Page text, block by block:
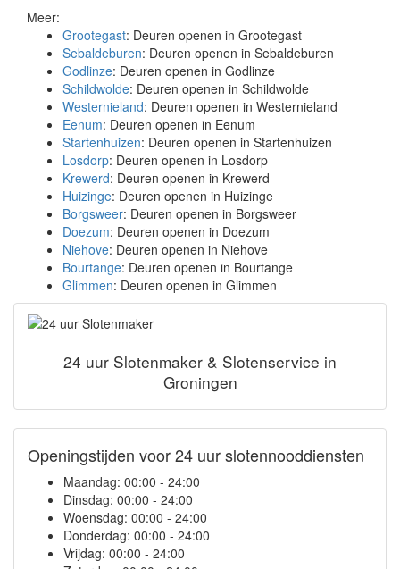
Meer:
Grootegast: Deuren openen in Grootegast
Sebaldeburen: Deuren openen in Sebaldeburen
Godlinze: Deuren openen in Godlinze
Schildwolde: Deuren openen in Schildwolde
Westernieland: Deuren openen in Westernieland
Eenum: Deuren openen in Eenum
Startenhuizen: Deuren openen in Startenhuizen
Losdorp: Deuren openen in Losdorp
Krewerd: Deuren openen in Krewerd
Huizinge: Deuren openen in Huizinge
Borgsweer: Deuren openen in Borgsweer
Doezum: Deuren openen in Doezum
Niehove: Deuren openen in Niehove
Bourtange: Deuren openen in Bourtange
Glimmen: Deuren openen in Glimmen
24 uur Slotenmaker & Slotenservice in
Groningen
Openingstijden voor 24 uur slotennooddiensten
Maandag: 00:00 - 24:00
Dinsdag: 00:00 - 24:00
Woensdag: 00:00 - 24:00
Donderdag: 00:00 - 24:00
Vrijdag: 00:00 - 24:00